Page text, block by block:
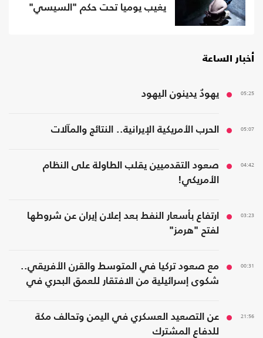
يغيب يوميا تحت حكم "السيسي"
أخبار الساعة
05:25 يهودٌ يدينون اليهود
05:07 الحرب الأمريكية الإيرانية.. النتائج والمآلات
04:42
صعود التقدميين يقلب الطاولة على النظام
الأمريكي!
03:23
ارتفاع بأسعار النفط بعد إعلان إيران عن شروطها
لفتح "هرمز"
00:31
مع صعود تركيا في المتوسط والقرن الأفريقي..
شكوى إسرائيلية من الافتقار للعمق البحري في
21:56
عن التصعيد العسكري في اليمن وتحالف مكة
للدفاع المشترك